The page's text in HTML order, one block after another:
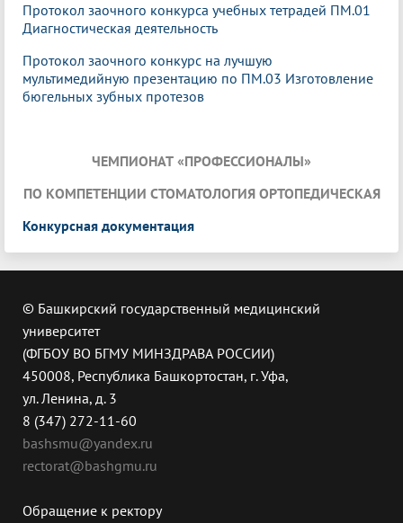
Протокол заочного конкурса учебных тетрадей ПМ.01
Диагностическая деятельность
Протокол заочного конкурс на лучшую
мультимедийную презентацию по ПМ.03 Изготовление
бюгельных зубных протезов
ЧЕМПИОНАТ «ПРОФЕССИОНАЛЫ»
ПО КОМПЕТЕНЦИИ СТОМАТОЛОГИЯ ОРТОПЕДИЧЕСКАЯ
Конкурсная документация
© Башкирский государственный медицинский
университет
(ФГБОУ ВО БГМУ МИНЗДРАВА РОССИИ)
450008, Республика Башкортостан, г. Уфа,
ул. Ленина, д. 3
8 (347) 272-11-60
bashsmu@yandex.ru
rectorat@bashgmu.ru
Обращение к ректору